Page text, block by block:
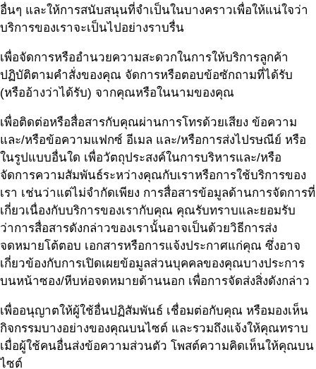
อื่นๆ และให้การสนับสนุนที่จำเป็นในบางคราวเพื่อให้แน่ใจว่า
บริการของเราจะเป็นไปอย่างราบรื่น
เพื่อจัดการหรืออำนวยความสะดวกในการให้บริการลูกค้า
ปฏิบัติตามคำสั่งของคุณ จัดการหรือตอบข้อซักถามที่ได้รับ
(หรืออ้างว่าได้รับ) จากคุณหรือในนามของคุณ
เพื่อติดต่อหรือสื่อสารกับคุณผ่านการโทรด้วยเสียง ข้อความ
และ/หรือข้อความแฟกซ์ อีเมล และ/หรือการส่งไปรษณีย์ หรือ
ในรูปแบบอื่นใด เพื่อวัตถุประสงค์ในการบริหารและ/หรือ
จัดการความสัมพันธ์ระหว่างคุณกับเราหรือการใช้บริการของ
เรา เช่นว่าแต่ไม่จำกัดเพียง การสื่อสารข้อมูลด้านการจัดการที่
เกี่ยวเนื่องกับบริการของเรากับคุณ คุณรับทราบและยอมรับ
ว่าการสื่อสารดังกล่าวของเรานั้นอาจเป็นด้วยวิธีการส่ง
จดหมายโต้ตอบ เอกสารหรือการแจ้งประกาศแก่คุณ ซึ่งอาจ
เกี่ยวข้องกับการเปิดเผยข้อมูลส่วนบุคคลของคุณบางประการ
บนหน้าซอง/หีบห่อจดหมายด้านนอก เพื่อการจัดส่งสิ่งดังกล่าว
เพื่ออนุญาตให้ผู้ใช้อื่นปฏิสัมพันธ์ เชื่อมต่อกับคุณ หรือมองเห็น
กิจกรรมบางอย่างของคุณบนไซต์ และรวมถึงแจ้งให้คุณทราบ
เมื่อผู้ใช้คนอื่นส่งข้อความส่วนตัว โพสต์ความคิดเห็นให้คุณบน
ไซต์